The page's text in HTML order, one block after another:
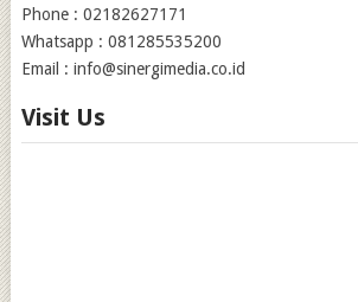
Phone : 02182627171
Whatsapp : 081285535200
Email : info@sinergimedia.co.id
Visit Us